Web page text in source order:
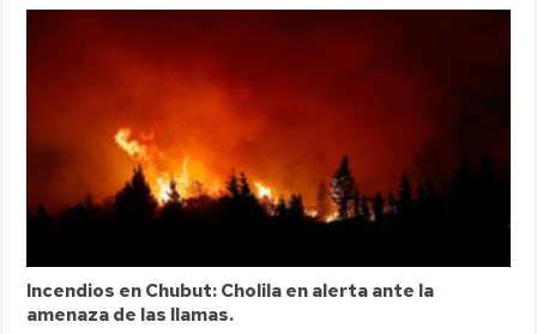
Incendios en Chubut: Cholila en alerta ante la
amenaza de las llamas.